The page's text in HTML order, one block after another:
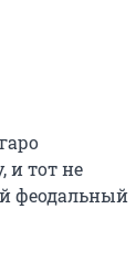
и тот не
феодальный